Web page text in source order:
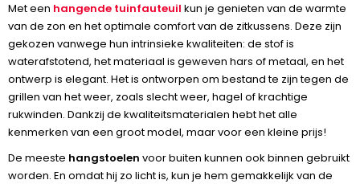
Met een hangende tuinfauteuil kun je genieten van de warmte
van de zon en het optimale comfort van de zitkussens. Deze zijn
gekozen vanwege hun intrinsieke kwaliteiten: de stof is
waterafstotend, het materiaal is geweven hars of metaal, en het
ontwerp is elegant. Het is ontworpen om bestand te zijn tegen de
grillen van het weer, zoals slecht weer, hagel of krachtige
rukwinden. Dankzij de kwaliteitsmaterialen hebt het alle
kenmerken van een groot model, maar voor een kleine prijs!
De meeste hangstoelen voor buiten kunnen ook binnen gebruikt
worden. En omdat hij zo licht is, kun je hem gemakkelijk van de